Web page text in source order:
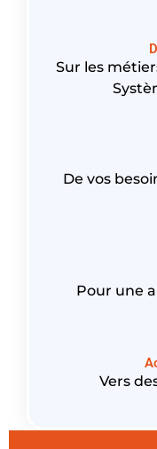
Sur les
De vos
Pour une
Vers